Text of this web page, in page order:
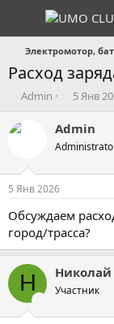
Электромотор,
Расход
А
т
т
е
м
ы
Admin
Д
т
а
н
а
л
5 Янв
Admin
5 Янв 2026
Обсуждаем
город/трасса?
Н Николай
Участник